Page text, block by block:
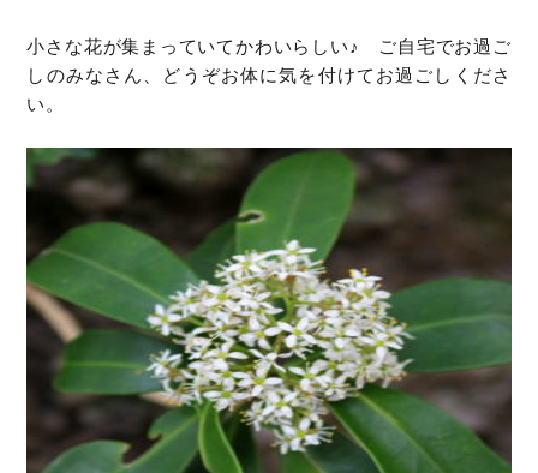
小さな花が集まっていてかわいらしい♪ ご自宅でお過ご
しのみなさん、どうぞお体に気を付けてお過ごしくださ
い。